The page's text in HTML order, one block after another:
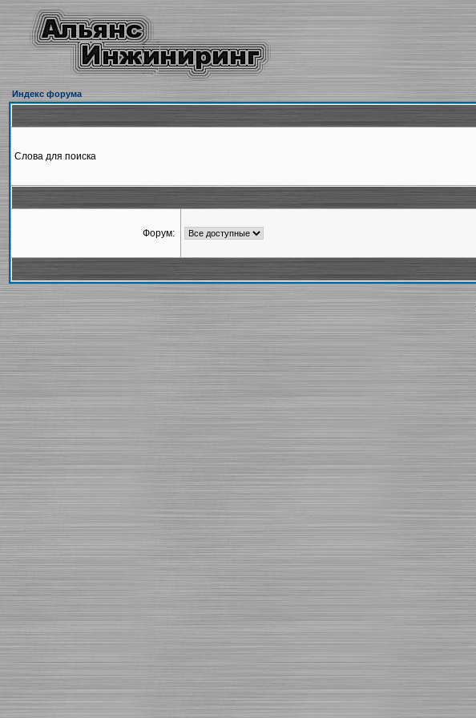
Индекс форума
Слова для поиска
Форум: